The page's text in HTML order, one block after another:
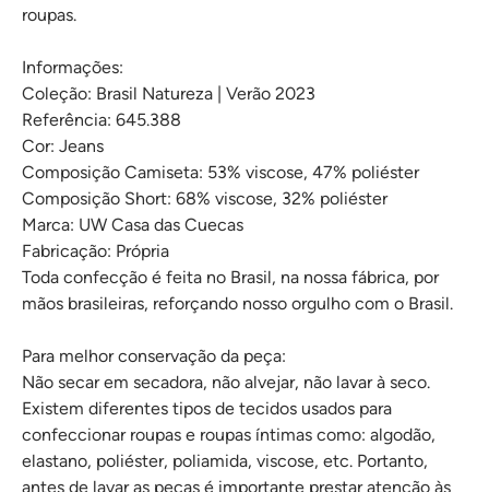
roupas.
Informações:
Coleção: Brasil Natureza | Verão 2023
Referência: 645.388
Cor: Jeans
Composição Camiseta: 53% viscose, 47% poliéster
Composição Short: 68% viscose, 32% poliéster
Marca: UW Casa das Cuecas
Fabricação: Própria
Toda confecção é feita no Brasil, na nossa fábrica, por
mãos brasileiras, reforçando nosso orgulho com o Brasil.
Para melhor conservação da peça:
Não secar em secadora, não alvejar, não lavar à seco.
Existem diferentes tipos de tecidos usados para
confeccionar roupas e roupas íntimas como: algodão,
elastano, poliéster, poliamida, viscose, etc. Portanto,
antes de lavar as peças é importante prestar atenção às